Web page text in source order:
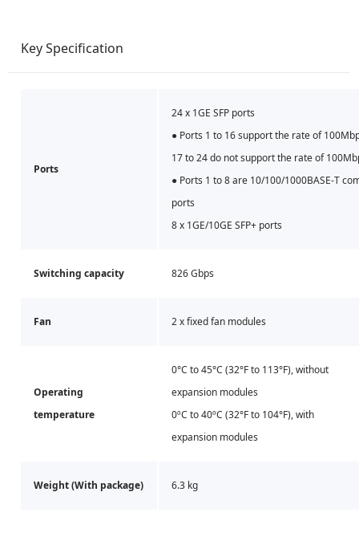
Key Specification
Ports
24 x 1GE SFP ports
● Ports 1 to 16 support the rate of
17 to 24 do not support the rate of
● Ports 1 to 8 are 10/100/1000BASE-T
ports
8 x 1GE/10GE SFP+ ports
Switching capacity 826 Gbps
Fan 2 x fixed fan modules
Operating
temperature
0°C to 45°C (32°F to 113°F), without
expansion modules
0ºC to 40ºC (32°F to 104°F), with
expansion modules
Weight (With package) 6.3 kg